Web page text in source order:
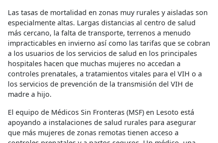
Las tasas de mortalidad en zonas muy rurales y aisladas son
especialmente altas. Largas distancias al centro de salud
más cercano, la falta de transporte, terrenos a menudo
impracticables en invierno así como las tarifas que se cobran
a los usuarios de los servicios de salud en los principales
hospitales hacen que muchas mujeres no accedan a
controles prenatales, a tratamientos vitales para el VIH o a
los servicios de prevención de la transmisión del VIH de
madre a hijo.
El equipo de Médicos Sin Fronteras (MSF) en Lesoto está
apoyando a instalaciones de salud rurales para asegurar
que más mujeres de zonas remotas tienen acceso a